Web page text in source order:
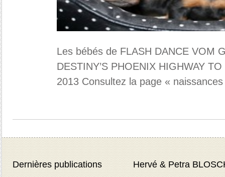
Les bébés de FLASH DANCE VOM
DESTINY’S PHOENIX HIGHWAY
2013 Consultez la page «
Dernières publications Hervé & Petra